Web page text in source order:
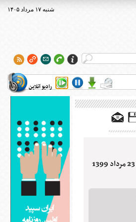
۱۴۰۵ شنبه ۱۷ مرداد
رادیو آنلاین